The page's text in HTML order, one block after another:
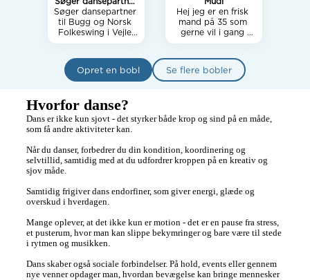
i bugg og swing
Søger dansepartner
til Bugg og Norsk
Folkeswing i Vejle
og omegn
Hej Jeg leder efter
en dansepartner
der deler min
og Norsk
Folkeswing
Om dig
Du elsker at danse
og vil gerne øve
regelmæssigt
nybegynder eller
erfaren det
vigtigste er
danseglæden
Du bor i Vejle eller
omegn og har
mulighed for at
mødes til træning
og evt sociale
Hej jeg er en frisk
mand på 35 som
gerne vil i gang
med at danse Salsa
dansepartner er det
dig?💃 Så find mig
på Boblberg 🔵
Opret en bobl Se flere bobler
Hvorfor danse?
Dans er ikke kun sjovt - det styrker både krop og sind på en måde,
som få andre aktiviteter kan.
Når du danser, forbedrer du din kondition, koordinering og
selvtillid, samtidig med at du udfordrer kroppen på en kreativ og
sjov måde.
Samtidig frigiver dans endorfiner, som giver energi, glæde og
overskud i hverdagen.
Mange oplever, at det ikke kun er motion - det er en pause fra stress,
et pusterum, hvor man kan slippe bekymringer og bare være til stede
i rytmen og musikken.
Dans skaber også sociale forbindelser. På hold, events eller gennem
nye venner opdager man, hvordan bevægelse kan bringe mennesker